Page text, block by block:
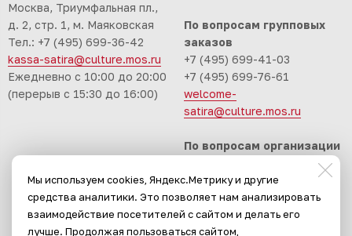
Москва, Триумфальная пл.,
д. 2, стр. 1, м. Маяковская
Тел.: +7 (495) 699-36-42
kassa-satira@culture.mos.ru
Ежедневно с 10:00 до 20:00
(перерыв с 15:30 до 16:00)
По вопросам групповых
заказов
+7 (495) 699-41-03
+7 (495) 699-76-61
welcome-
satira@culture.mos.ru
По вопросам организации
мероприятий
+7 (495) 699-94-30
event-satira@culture.mos.ru
Мы используем cookies, Яндекс.Метрику и другие
средства аналитики. Это позволяет нам анализировать
взаимодействие посетителей с сайтом и делать его
лучше. Продолжая пользоваться сайтом,